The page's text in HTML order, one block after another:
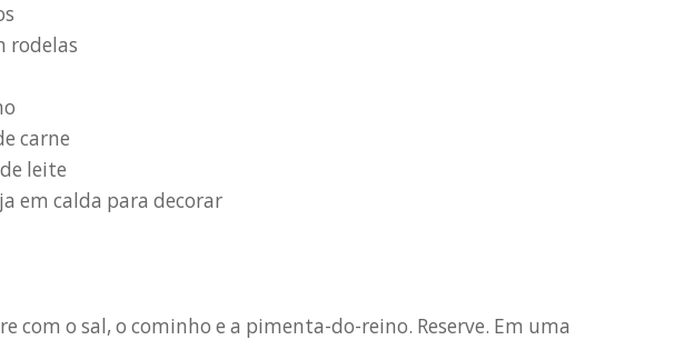
rodelas
carne
leite
em calda para decorar
com o sal, o cominho e a pimenta-do-reino. Reserve. Em uma